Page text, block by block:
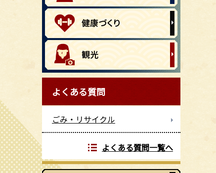
よくある質問
ごみ・リサイクル
よくある質問一覧へ